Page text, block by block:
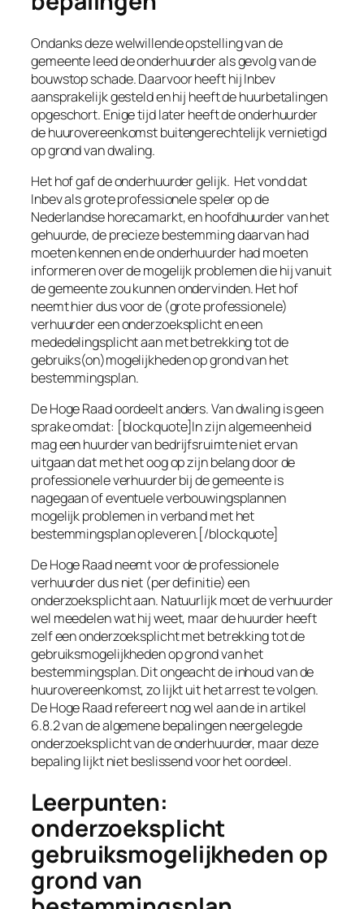
Ondanks deze welwillende opstelling van de
gemeente leed de onderhuurder als gevolg van de
bouwstop schade. Daarvoor heeft hij Inbev
aansprakelijk gesteld en hij heeft de huurbetalingen
opgeschort. Enige tijd later heeft de onderhuurder
de huurovereenkomst buitengerechtelijk vernietigd
op grond van dwaling.
Het hof gaf de onderhuurder gelijk. Het vond dat
Inbev als grote professionele speler op de
Nederlandse horecamarkt, en hoofdhuurder van het
gehuurde, de precieze bestemming daarvan had
moeten kennen en de onderhuurder had moeten
informeren over de mogelijk problemen die hij vanuit
de gemeente zou kunnen ondervinden. Het hof
neemt hier dus voor de (grote professionele)
verhuurder een onderzoeksplicht en een
mededelingsplicht aan met betrekking tot de
gebruiks(on)mogelijkheden op grond van het
bestemmingsplan.
De Hoge Raad oordeelt anders. Van dwaling is geen
sprake omdat: [blockquote]In zijn algemeenheid
mag een huurder van bedrijfsruimte niet ervan
uitgaan dat met het oog op zijn belang door de
professionele verhuurder bij de gemeente is
nagegaan of eventuele verbouwingsplannen
mogelijk problemen in verband met het
bestemmingsplan opleveren.[/blockquote]
De Hoge Raad neemt voor de professionele
verhuurder dus niet (per definitie) een
onderzoeksplicht aan. Natuurlijk moet de verhuurder
wel meedelen wat hij weet, maar de huurder heeft
zelf een onderzoeksplicht met betrekking tot de
gebruiksmogelijkheden op grond van het
bestemmingsplan. Dit ongeacht de inhoud van de
huurovereenkomst, zo lijkt uit het arrest te volgen.
De Hoge Raad refereert nog wel aan de in artikel
6.8.2 van de algemene bepalingen neergelegde
onderzoeksplicht van de onderhuurder, maar deze
bepaling lijkt niet beslissend voor het oordeel.
Leerpunten:
onderzoeksplicht
gebruiksmogelijkheden op
grond van